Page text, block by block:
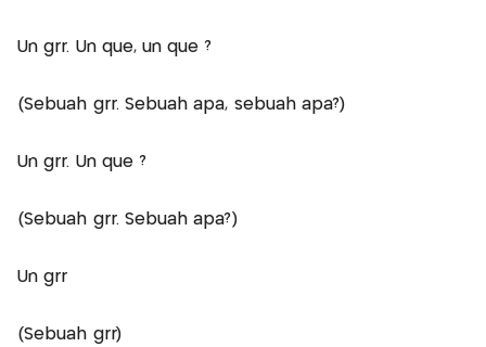
Un grr. Un que, un que ?
(Sebuah grr. Sebuah apa, sebuah apa?)
Un grr. Un que ?
(Sebuah grr. Sebuah apa?)
Un grr
(Sebuah grr)